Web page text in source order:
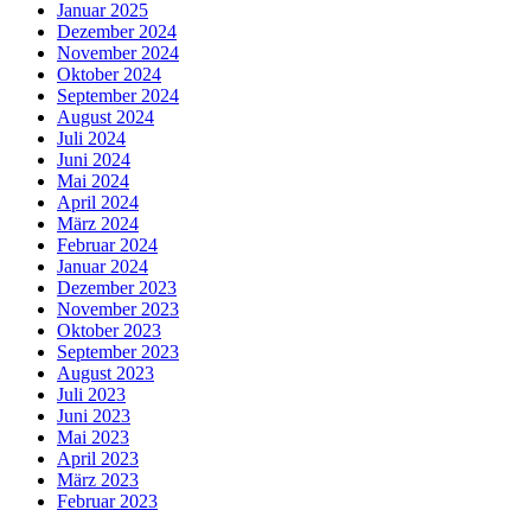
Januar 2025
Dezember 2024
November 2024
Oktober 2024
September 2024
August 2024
Juli 2024
Juni 2024
Mai 2024
April 2024
März 2024
Februar 2024
Januar 2024
Dezember 2023
November 2023
Oktober 2023
September 2023
August 2023
Juli 2023
Juni 2023
Mai 2023
April 2023
März 2023
Februar 2023